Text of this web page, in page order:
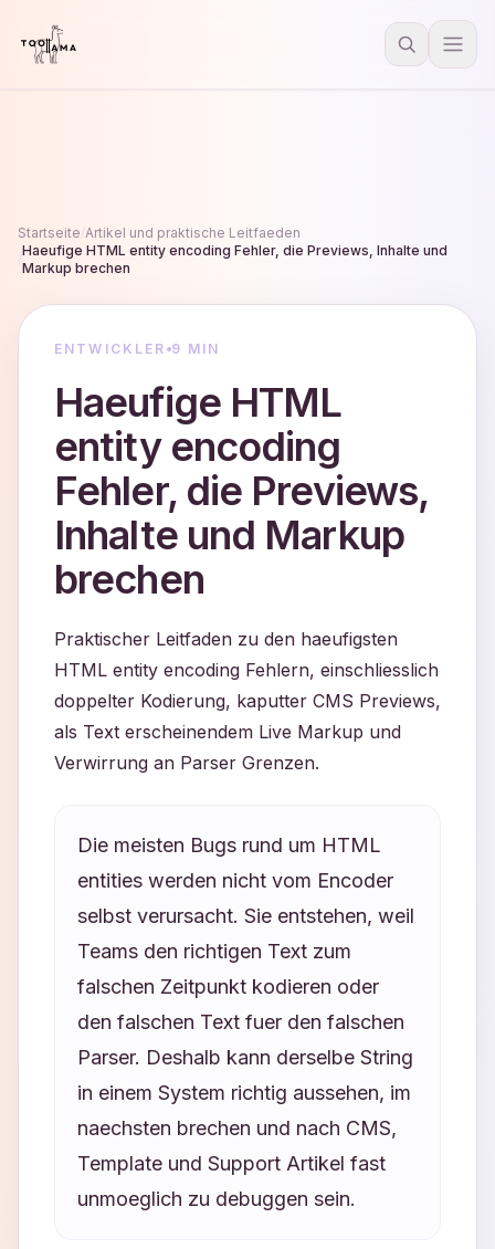
Startseite Artikel und praktische Leitfaeden
Haeufige HTML entity encoding Fehler, die Previews, Inhalte und
Markup brechen
ENTWICKLER 9 MIN
Haeufige HTML
entity encoding
Fehler, die Previews,
Inhalte und Markup
brechen
Praktischer Leitfaden zu den haeufigsten
HTML entity encoding Fehlern, einschliesslich
doppelter Kodierung, kaputter CMS Previews,
als Text erscheinendem Live Markup und
Verwirrung an Parser Grenzen.
Die meisten Bugs rund um HTML
entities werden nicht vom Encoder
selbst verursacht. Sie entstehen, weil
Teams den richtigen Text zum
falschen Zeitpunkt kodieren oder
den falschen Text fuer den falschen
Parser. Deshalb kann derselbe String
in einem System richtig aussehen, im
naechsten brechen und nach CMS,
Template und Support Artikel fast
unmoeglich zu debuggen sein.